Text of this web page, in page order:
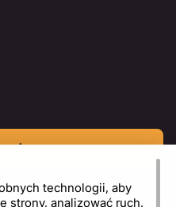
do nas
technologii, aby
strony, analizować ruch,